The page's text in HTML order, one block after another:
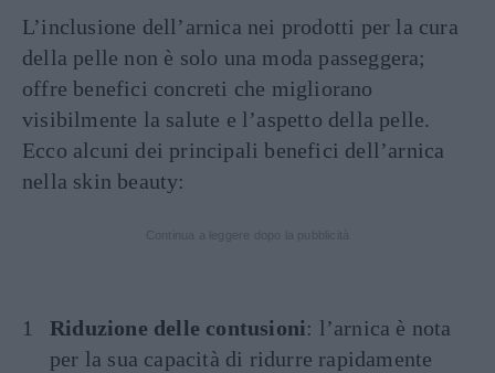
L’inclusione dell’arnica nei prodotti per la cura
della pelle non è solo una moda passeggera;
offre benefici concreti che migliorano
visibilmente la salute e l’aspetto della pelle.
Ecco alcuni dei principali benefici dell’arnica
nella skin beauty:
Riduzione delle contusioni: l’arnica è nota
per la sua capacità di ridurre rapidamente